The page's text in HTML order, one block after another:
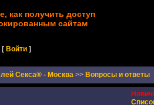
как получить доступ
сайтам
[Войти ]
Секса® - Москва >> Вопросы и ответы